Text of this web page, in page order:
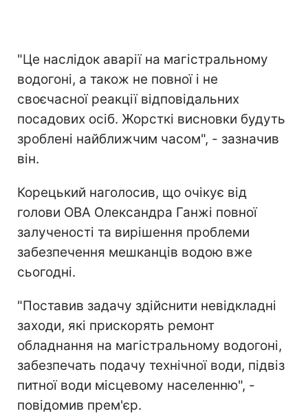
"Це наслідок аварії на магістральному
водогоні, а також не повної і не
своєчасної реакції відповідальних
посадових осіб. Жорсткі висновки будуть
зроблені найближчим часом", - зазначив
він.
Корецький наголосив, що очікує від
голови ОВА Олександра Ганжі повної
залученості та вирішення проблеми
забезпечення мешканців водою вже
сьогодні.
"Поставив задачу здійснити невідкладні
заходи, які прискорять ремонт
обладнання на магістральному водогоні,
забезпечать подачу технічної води, підвіз
питної води місцевому населенню", -
повідомив прем'єр.